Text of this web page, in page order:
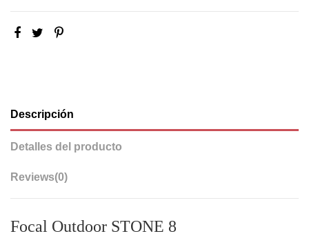
Descripción
Detalles del producto
Reviews(0)
Focal Outdoor STONE 8